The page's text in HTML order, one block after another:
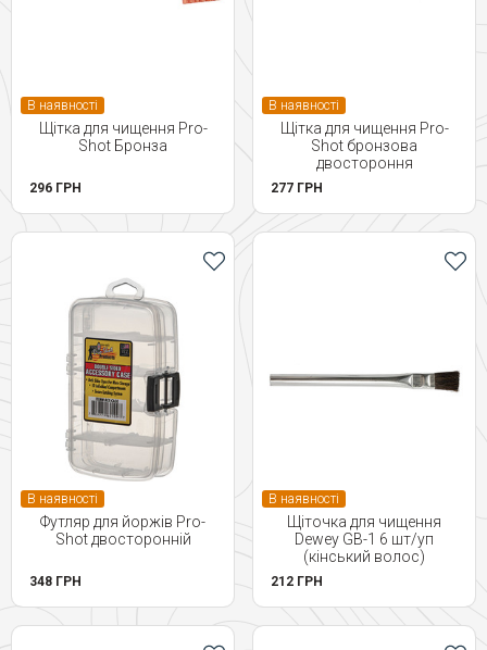
В наявності
Щітка для чищення Pro-
Shot Бронза
296 ГРН
В наявності
Щітка для чищення Pro-
Shot бронзова
двостороння
277 ГРН
В наявності
Футляр для йоржів Pro-
Shot двосторонній
348 ГРН
В наявності
Щіточка для чищення
Dewey GB-1 6 шт/уп
(кінський волос)
212 ГРН